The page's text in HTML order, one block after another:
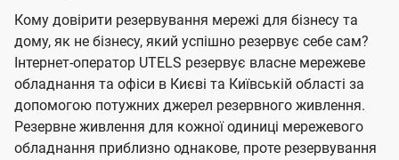
Кому довірити резервування мережі для бізнесу та
дому, як не бізнесу, який успішно резервує себе сам?
Інтернет-оператор UTELS резервує власне мережеве
обладнання та офіси в Києві та Київській області за
допомогою потужних джерел резервного живлення.
Резервне живлення для кожної одиниці мережевого
обладнання приблизно однакове, проте резервування